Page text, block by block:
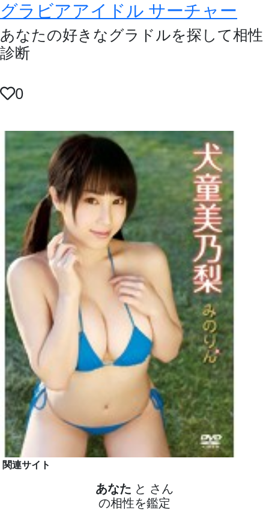
グラビアアイドル サーチャー
あなたの好きなグラドルを探して相性
診断
0
関連サイト
あなた と さん
の相性を鑑定